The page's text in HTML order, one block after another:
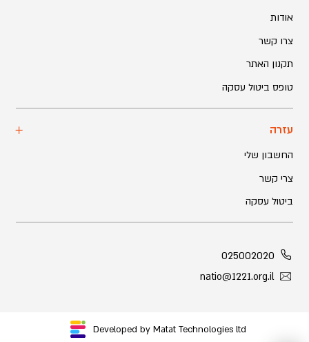
אודות
צרו קשר
תקנון האתר
טופס ביטול עסקה
עזרה
החשבון שלי
צרי קשר
ביטול עסקה
025002020
natio@1221.org.il
Developed by Matat Technologies ltd